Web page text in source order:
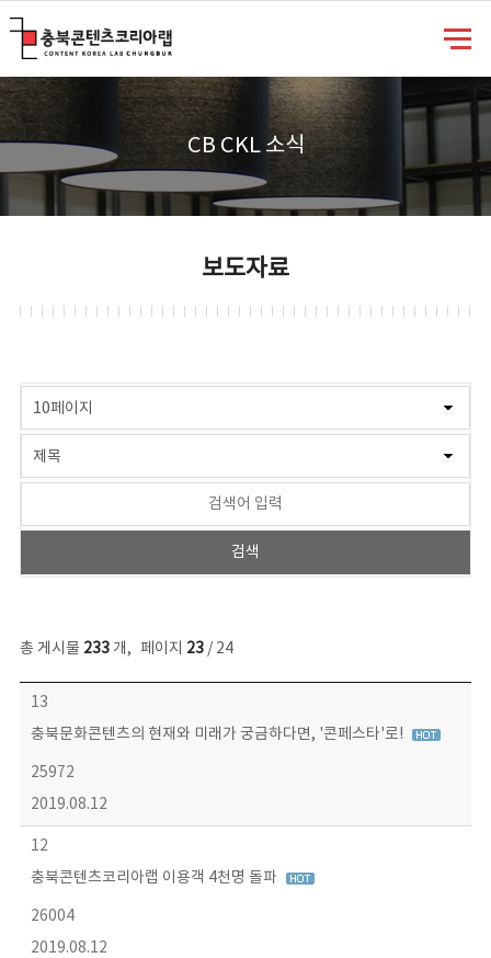
CB CKL 소식
보도자료
총 게시물 233개, 페이지 23/ 24
보도자료 목록 - 번호, 제목, 작성자, 파일, 조회수, 작성일 정보 제공
13
충북문화콘텐츠의 현재와 미래가 궁금하다면, '콘페스타'로!
25972
2019.08.12
12
충북콘텐츠코리아랩 이용객 4천명 돌파
26004
2019.08.12